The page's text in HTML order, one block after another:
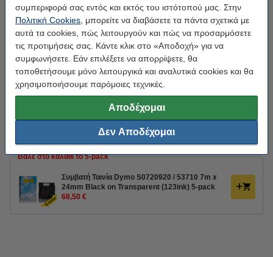
συμπεριφορά σας εντός και εκτός του ιστότοπού μας. Στην
Πολιτική Cookies , μπορείτε να διαβάσετε τα πάντα σχετικά με
αυτά τα cookies, πώς λειτουργούν και πώς να προσαρμόσετε
τις προτιμήσεις σας. Κάντε κλικ στο «Αποδοχή» για να
συμφωνήσετε. Εάν επιλέξετε να απορρίψετε, θα
τοποθετήσουμε μόνο λειτουργικά και αναλυτικά cookies και θα
χρησιμοποιήσουμε παρόμοιες τεχνικές.
Αποδέχομαι
Δεν Αποδέχομαι
Χρώμα:μαύρο σε διαφανές
μαύρο σε διαφανές
Κάνε κλικ για να δεις τα χαρακτηριστικά!
Εξοικονόμησε σχεδόν30%στην ταινία!
Άμεσα διαθέσιμο
Παράγγειλε τώρα, για άμεση παράδοση!
Βάλε στο καλάθι το 5-pack
Συμβατή Ταινία Dymo S0720920 / 53710 7m x
24mm Black on Transparent (123ink) 5-pack
68,50 €